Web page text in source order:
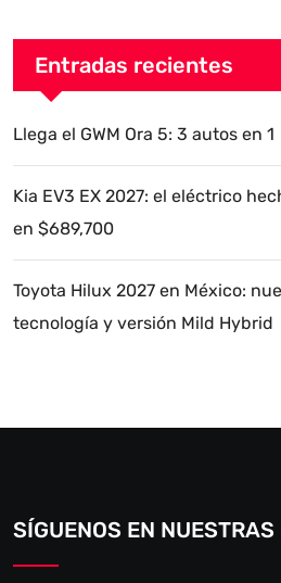
Entradas recientes
Llega el GWM Ora 5: 3 autos en 1
Kia EV3 EX 2027: el eléctrico
en $689,700
Toyota Hilux 2027 en México:
tecnología y versión Mild Hybrid
SÍGUENOS EN NUESTRAS